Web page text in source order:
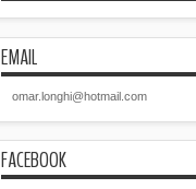
EMAIL
omar.longhi@hotmail.com
FACEBOOK